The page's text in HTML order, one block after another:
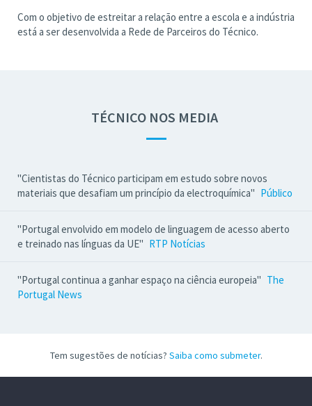
Com o objetivo de estreitar a relação entre a escola e a indústria
está a ser desenvolvida a Rede de Parceiros do Técnico.
TÉCNICO NOS MEDIA
—
"Cientistas do Técnico participam em estudo sobre novos
materiais que desafiam um princípio da electroquímica" Público
"Portugal envolvido em modelo de linguagem de acesso aberto
e treinado nas línguas da UE" RTP Notícias
"Portugal continua a ganhar espaço na ciência europeia" The
Portugal News
Tem sugestões de notícias? Saiba como submeter.